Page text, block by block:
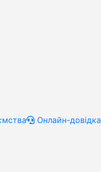
Онлайн-довідка